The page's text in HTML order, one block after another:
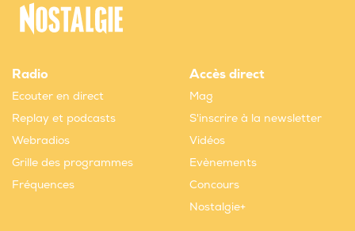
Radio
Ecouter en direct
Replay et podcasts
Webradios
Grille des programmes
Fréquences
Accès direct
Mag
S'inscrire à la newsletter
Vidéos
Evènements
Concours
Nostalgie+